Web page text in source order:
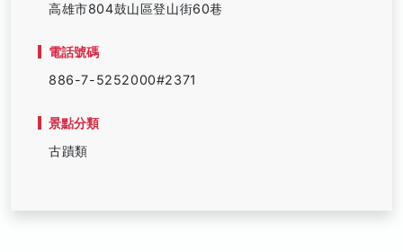
高雄市804鼓山區登山街60巷
電話號碼
886-7-5252000#2371
景點分類
古蹟類